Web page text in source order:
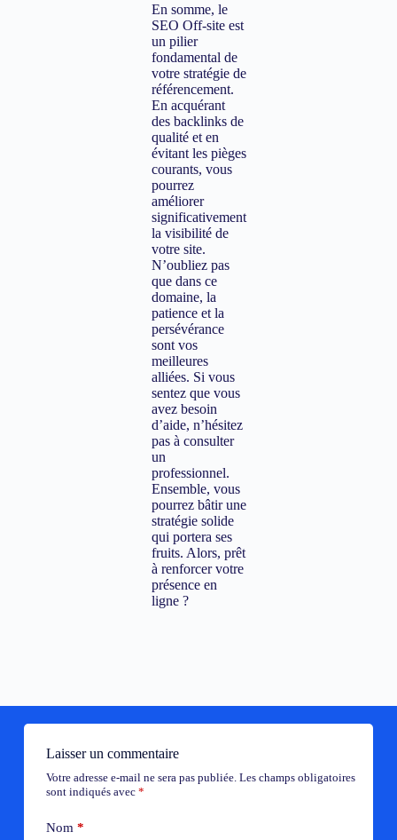
En somme, le
SEO Off-site est
un pilier
fondamental de
votre stratégie de
référencement.
En acquérant
des backlinks de
qualité et en
évitant les pièges
courants, vous
pourrez
améliorer
significativement
la visibilité de
votre site.
N’oubliez pas
que dans ce
domaine, la
patience et la
persévérance
sont vos
meilleures
alliées. Si vous
sentez que vous
avez besoin
d’aide, n’hésitez
pas à consulter
un
professionnel.
Ensemble, vous
pourrez bâtir une
stratégie solide
qui portera ses
fruits. Alors, prêt
à renforcer votre
présence en
ligne ?
Laisser un commentaire
Votre adresse e-mail ne sera pas publiée. Les champs obligatoires
sont indiqués avec *
Nom *